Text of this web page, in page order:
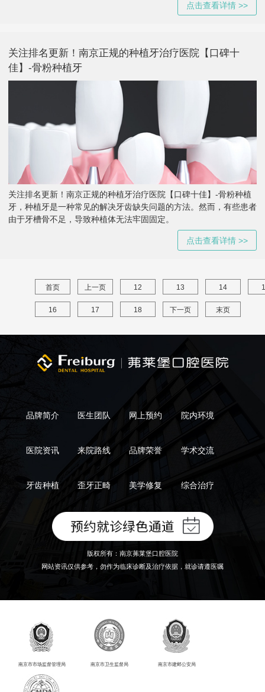
点击查看详情 >>
关注排名更新！南京正规的种植牙治疗医院【口碑十
佳】-骨粉种植牙
关注排名更新！南京正规的种植牙治疗医院【口碑十佳】-骨粉种植
牙，种植牙是一种常见的解决牙齿缺失问题的方法。然而，有些患者
由于牙槽骨不足，导致种植体无法牢固固定。
点击查看详情 >>
首页 上一页 12 13 14
16 17 18 下一页 末页
品牌简介 医生团队 网上预约 院内环境
医院资讯 来院路线 品牌荣誉 学术交流
牙齿种植 歪牙正畸 美学修复 综合治疗
版权所有：南京茀莱堡口腔医院
网站资讯仅供参考，勿作为临床诊断及治疗依据，就诊请遵医嘱
南京市市场监督管理局 南京市卫生监督局 南京市建邺公安局